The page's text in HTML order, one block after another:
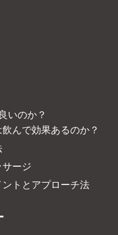
いのか？
んで効果あるのか？
ージ
トとアプローチ法